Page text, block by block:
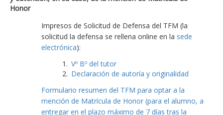
Honor
Impresos de Solicitud de Defensa del TFM (la
solicitud la defensa se rellena online en la sede
electrónica):
Vº Bº del tutor
Declaración de autoría y originalidad
Formulario resumen del TFM para optar a la
mención de Matrícula de Honor (para el alumno, a
entregar en el plazo máximo de 7 días tras la